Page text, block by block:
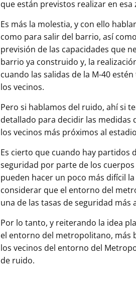
que están previstos realizar en esa
Es más la molestia, y con ello
como para salir del barrio, así
previsión de las capacidades que
barrio ya construido y, la
cuando las salidas de la M-40
los vecinos.
Pero si hablamos del ruido, ahí si
detallado para decidir las medidas
los vecinos más próximos al
Es cierto que cuando hay partidos
seguridad por parte de los
pueden hacer un poco más difícil
considerar que el entorno del
una de las tasas de seguridad más
Por lo tanto, y reiterando la idea
el entorno del metropolitano, más
los vecinos del entorno del
de ruido.